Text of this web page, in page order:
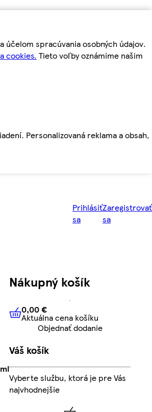
spracúvania osobných údajov.
cookies. Tieto voľby oznámime našim
Personalizovaná reklama a obsah,
Prihlásiť
sa
Zaregistrovať
sa
Nákupný košík
0,00 € Aktuálna cena košíku
0,00 €
Aktuálna cena košíku
Objednať dodanie
Váš košík
Vyberte službu, ktorá je pre Vás
najvhodnejšie